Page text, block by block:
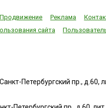
Продвижение Реклама
сайта
Петербургский пр., д.60,